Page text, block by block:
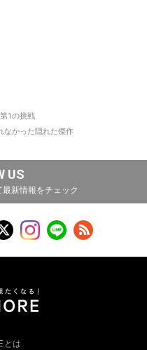
1の挑戦
なかった隠れた傑作
US
最新情報をチェック
とは